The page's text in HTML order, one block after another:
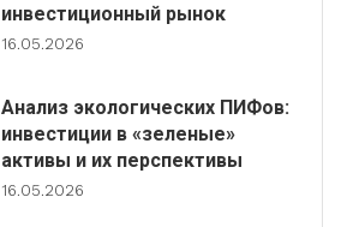
инвестиционный рынок
16.05.2026
Анализ экологических ПИФов:
инвестиции в «зеленые»
активы и их перспективы
16.05.2026